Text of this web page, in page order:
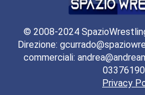
© 2008-2024
Direzione:
commerciali:
Privacy